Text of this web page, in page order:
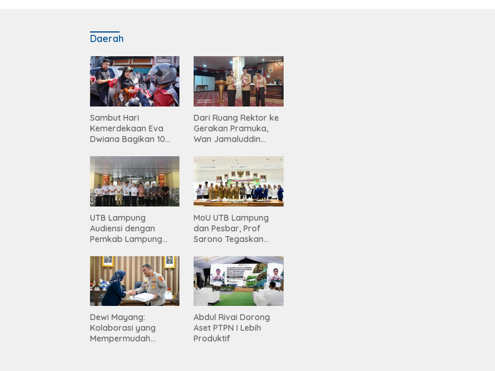
Daerah
Sambut Hari
Kemerdekaan Eva
Dwiana Bagikan 10
Putih ke Warga
Dari Ruang Rektor ke
Gerakan Pramuka,
Wan Jamaluddin
Karakter Generasi
Muda
UTB Lampung
Audiensi dengan
Pemkab Lampung
Tingkatkan Akses
Pendidikan Tinggi
MoU UTB Lampung
dan Pesbar, Prof
Sarono Tegaskan
Berdampak bagi
Masyarakat
Dewi Mayang:
Kolaborasi yang
Mempermudah
Abdul Rivai Dorong
Aset PTPN I Lebih
Produktif